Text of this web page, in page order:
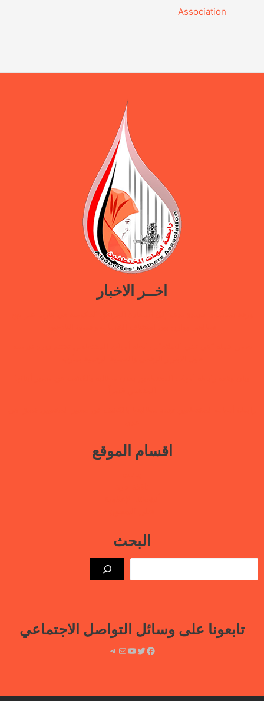
Association‎
اخــر الاخبار
اقسام الموقع
البحث
تابعونا على وسائل التواصل الاجتماعي
فيسبوك تويتر يوتيوب بريد تيليجرام